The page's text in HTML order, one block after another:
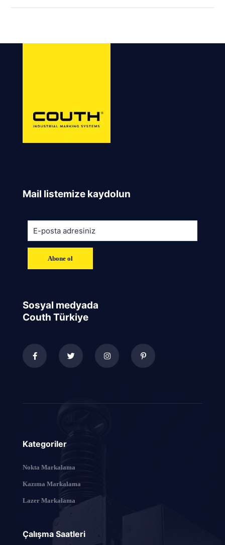
Mail listemize kaydolun
Sosyal medyada
Couth Türkiye
Kategoriler
Nokta Markalama
Kazıma Markalama
Lazer Markalama
Çalışma Saatleri